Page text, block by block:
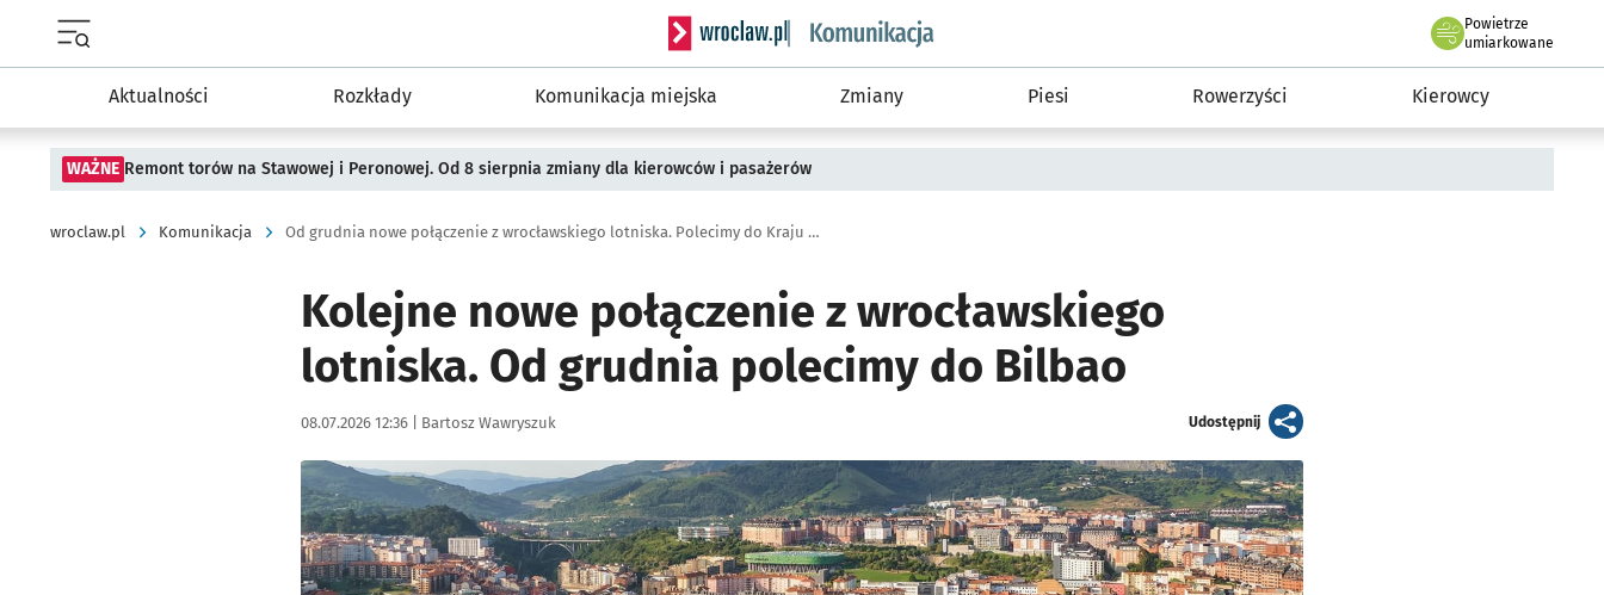
Serwis informacyjny wroclaw.pl podserwis: Komunikacja
Powietrze
we Wrocławiu
umiarkowane
Aktualności Rozkłady Komunikacja miejska Zmiany Piesi Rowerzyści Kierowcy
WAŻNE Remont torów na Stawowej i Peronowej. Od 8 sierpnia zmiany dla kierowców i pasażerów
wroclaw.pl Komunikacja Od grudnia nowe połączenie z wrocławskiego lotniska. Polecimy do Kraju Basków
Kolejne nowe połączenie z wrocławskiego
lotniska. Od grudnia polecimy do Bilbao
Data publikacji:
08.07.2026 12:36 | Autor:
Bartosz Wawryszuk Udostępnijartykuł
Kliknij, aby powiększyć